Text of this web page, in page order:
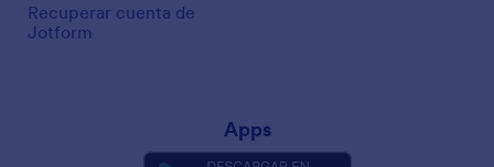
Recuperar cuenta de
Jotform
Apps